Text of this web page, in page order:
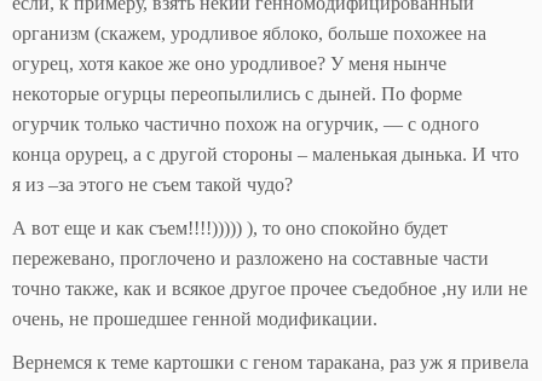
организм (скажем, уродливое яблоко, больше похожее на
огурец, хотя какое же оно уродливое? У меня нынче
некоторые огурцы переопылились с дыней. По форме
огурчик только частично похож на огурчик, — с одного
конца орурец, а с другой стороны – маленькая дынька. И что
я из –за этого не съем такой чудо?
А вот еще и как съем!!!!))))) ), то оно спокойно будет
пережевано, проглочено и разложено на составные части
точно также, как и всякое другое прочее съедобное ,ну или не
очень, не прошедшее генной модификации.
Вернемся к теме картошки с геном таракана, раз уж я привела